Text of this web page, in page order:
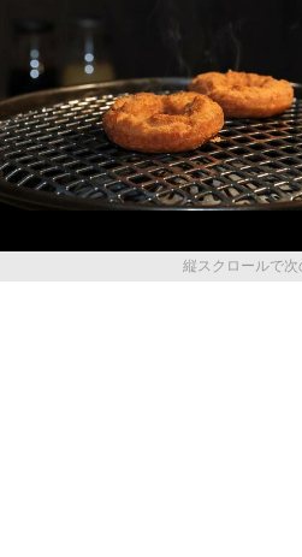
縦スクロールで次